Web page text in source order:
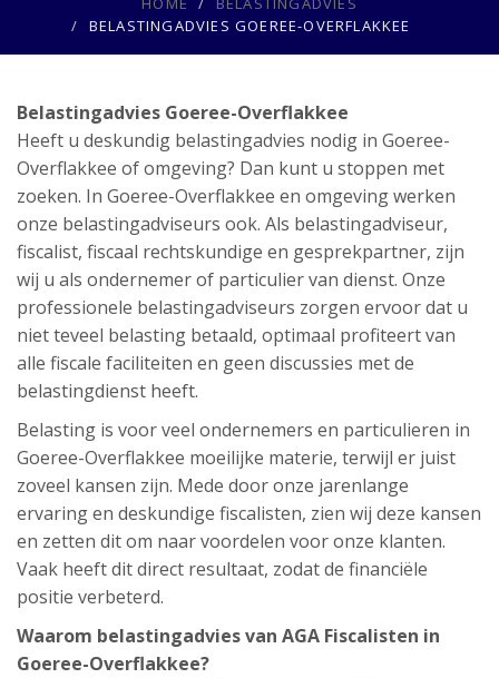
BELASTINGADVIES GOEREE-OVERFLAKKEE
Belastingadvies Goeree-Overflakkee
Heeft u deskundig belastingadvies nodig in Goeree-
Overflakkee of omgeving? Dan kunt u stoppen met
zoeken. In Goeree-Overflakkee en omgeving werken
onze belastingadviseurs ook. Als belastingadviseur,
fiscalist, fiscaal rechtskundige en gesprekpartner, zijn
wij u als ondernemer of particulier van dienst. Onze
professionele belastingadviseurs zorgen ervoor dat u
niet teveel belasting betaald, optimaal profiteert van
alle fiscale faciliteiten en geen discussies met de
belastingdienst heeft.
Belasting is voor veel ondernemers en particulieren in
Goeree-Overflakkee moeilijke materie, terwijl er juist
zoveel kansen zijn. Mede door onze jarenlange
ervaring en deskundige fiscalisten, zien wij deze kansen
en zetten dit om naar voordelen voor onze klanten.
Vaak heeft dit direct resultaat, zodat de financiële
positie verbeterd.
Waarom belastingadvies van AGA Fiscalisten in
Goeree-Overflakkee?